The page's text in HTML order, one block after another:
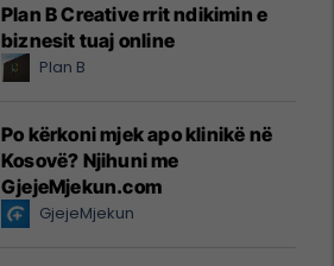
Plan B Creative rrit ndikimin e
biznesit tuaj online
Plan B
Po kërkoni mjek apo klinikë në
Kosovë? Njihuni me
GjejeMjekun.com
GjejeMjekun